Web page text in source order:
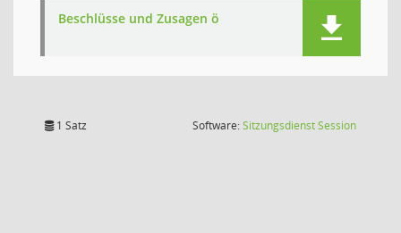
Beschlüsse und Zusagen ö
1 Satz Software:SitzungsdienstSession(Wird in